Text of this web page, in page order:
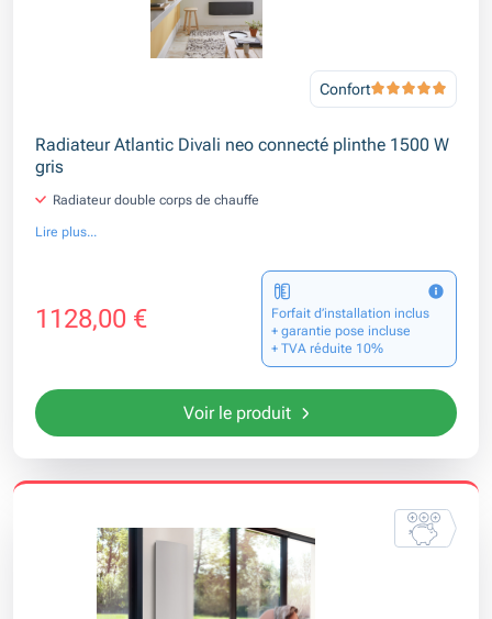
Confort
Radiateur Atlantic Divali neo connecté plinthe 1500 W
gris
Radiateur double corps de chauffe
Lire plus...
1128,00 €
Forfait d’installation inclus
+ garantie pose incluse
+ TVA réduite 10%
Voir le produit